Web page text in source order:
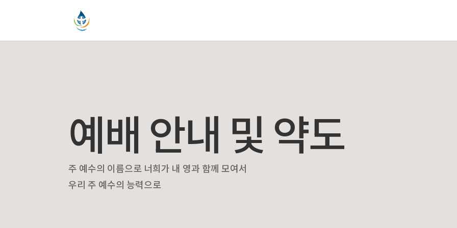
예배 안내 및 약도
주 예수의 이름으로 너희가 내 영과 함께 모여서
우리 주 예수의 능력으로